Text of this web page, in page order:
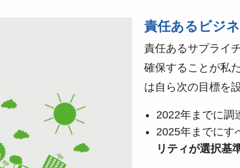
責任あるビジ
責任あるサプライ
確保することが私
は自ら次の目標を
2022年までに調
2025年までにす
リティが選択基